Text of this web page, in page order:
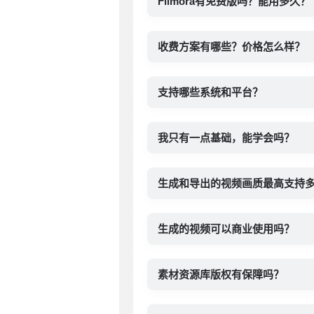
收费方案有哪些？价格怎么样？
支持哪些系统和平台？
我只有一点基础，能学会吗？
生成和导出的视频画质最高支持
生成的视频可以商业使用吗？
素材资源库版权有保障吗？